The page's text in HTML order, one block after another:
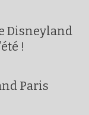
Disneyland
!
Paris